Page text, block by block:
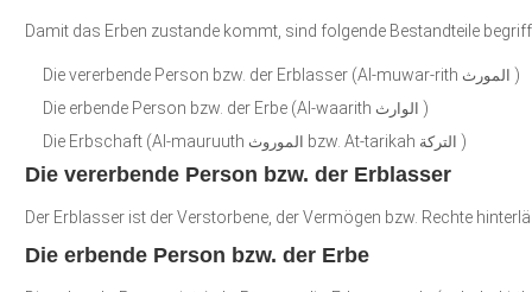
Damit das Erben zustande kommt, sind folgende Bestandteile
Die vererbende Person bzw. der Erblasser (Al-muwar-rith
)
Die erbende Person bzw. der Erbe (Al-waarith
)
Die Erbschaft (Al-mauruuth
bzw. At-tarikah )
Die vererbende Person bzw. der Erblasser
Der Erblasser ist der Verstorbene, der Vermögen bzw. Rechte
Die erbende Person bzw. der Erbe